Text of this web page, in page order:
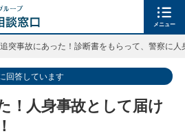
メニュー
追突事故にあった！診断書をもらって、警察に
に回答しています
！人身事故として届け